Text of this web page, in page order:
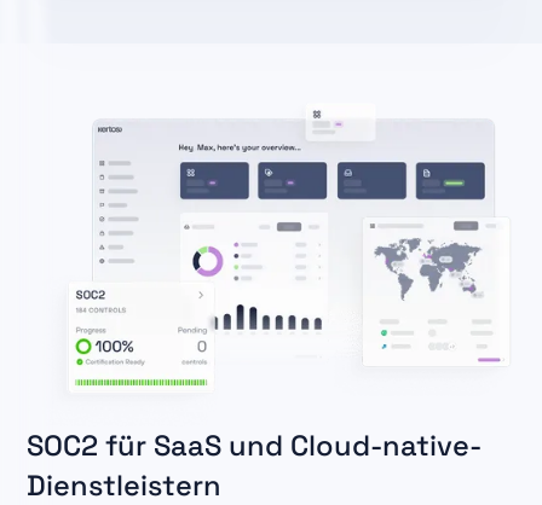
SOC2 für SaaS und Cloud-native-
Dienstleistern